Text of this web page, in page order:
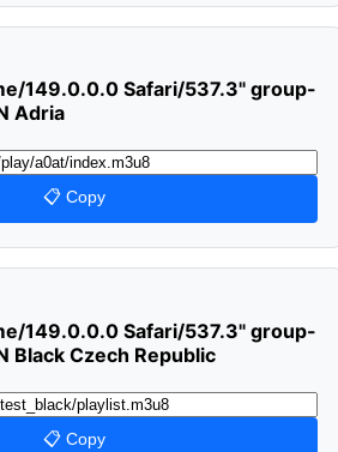
149.0.0.0 Safari/537.3" group-
Adria
📋 Copy
149.0.0.0 Safari/537.3" group-
Black Czech Republic
📋 Copy